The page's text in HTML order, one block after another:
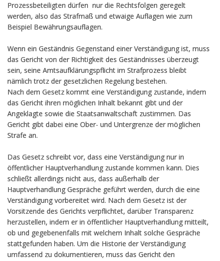
Prozessbeteiligten dürfen nur die Rechtsfolgen geregelt
werden, also das Strafmaß und etwaige Auflagen wie zum
Beispiel Bewährungsauflagen.
Wenn ein Geständnis Gegenstand einer Verständigung ist, muss
das Gericht von der Richtigkeit des Geständnisses überzeugt
sein, seine Amtsaufklärungspflicht im Strafprozess bleibt
nämlich trotz der gesetzlichen Regelung bestehen.
Nach dem Gesetz kommt eine Verständigung zustande, indem
das Gericht ihren möglichen Inhalt bekannt gibt und der
Angeklagte sowie die Staatsanwaltschaft zustimmen. Das
Gericht gibt dabei eine Ober- und Untergrenze der möglichen
Strafe an.
Das Gesetz schreibt vor, dass eine Verständigung nur in
öffentlicher Hauptverhandlung zustande kommen kann. Dies
schließt allerdings nicht aus, dass außerhalb der
Hauptverhandlung Gespräche geführt werden, durch die eine
Verständigung vorbereitet wird. Nach dem Gesetz ist der
Vorsitzende des Gerichts verpflichtet, darüber Transparenz
herzustellen, indem er in öffentlicher Hauptverhandlung mitteilt,
ob und gegebenenfalls mit welchem Inhalt solche Gespräche
stattgefunden haben. Um die Historie der Verständigung
umfassend zu dokumentieren, muss das Gericht den